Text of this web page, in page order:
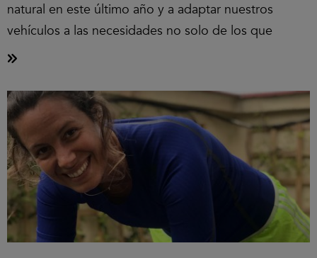
natural en este último año y a adaptar nuestros
vehículos a las necesidades no solo de los que